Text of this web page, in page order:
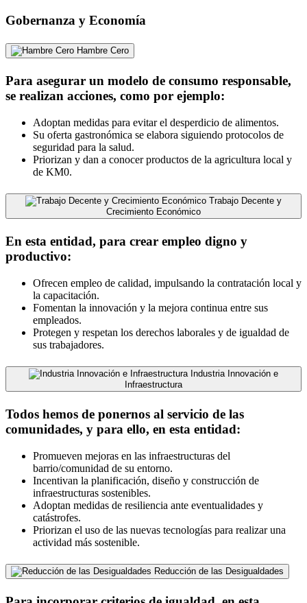
Gobernanza y Economía
Hambre Cero
Para asegurar un modelo de consumo responsable,
se realizan acciones, como por ejemplo:
Adoptan medidas para evitar el desperdicio de alimentos.
Su oferta gastronómica se elabora siguiendo protocolos de
seguridad para la salud.
Priorizan y dan a conocer productos de la agricultura local y
de KM0.
Trabajo Decente y
Crecimiento Económico
En esta entidad, para crear empleo digno y
productivo:
Ofrecen empleo de calidad, impulsando la contratación local y
la capacitación.
Fomentan la innovación y la mejora continua entre sus
empleados.
Protegen y respetan los derechos laborales y de igualdad de
sus trabajadores.
Industria Innovación e
Infraestructura
Todos hemos de ponernos al servicio de las
comunidades, y para ello, en esta entidad:
Promueven mejoras en las infraestructuras del
barrio/comunidad de su entorno.
Incentivan la planificación, diseño y construcción de
infraestructuras sostenibles.
Adoptan medidas de resiliencia ante eventualidades y
catástrofes.
Priorizan el uso de las nuevas tecnologías para realizar una
actividad más sostenible.
Reducción de las Desigualdades